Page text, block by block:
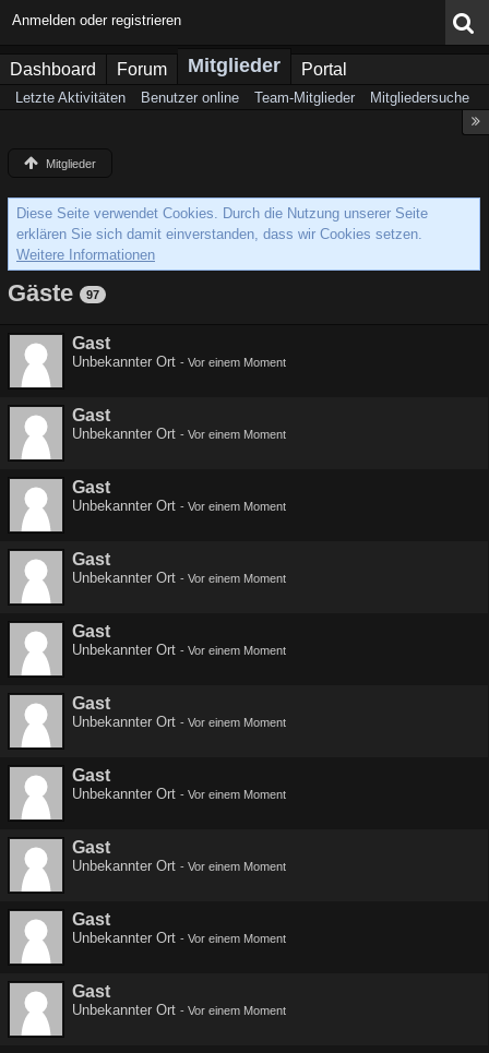
Anmelden oder registrieren
Dashboard Forum Mitglieder Portal
Letzte Aktivitäten Benutzer online Team-Mitglieder Mitgliedersuche
Mitglieder
Diese Seite verwendet Cookies. Durch die Nutzung unserer Seite
erklären Sie sich damit einverstanden, dass wir Cookies setzen.
Weitere Informationen
Gäste 97
Gast
Unbekannter Ort - Vor einem Moment
Gast
Unbekannter Ort - Vor einem Moment
Gast
Unbekannter Ort - Vor einem Moment
Gast
Unbekannter Ort - Vor einem Moment
Gast
Unbekannter Ort - Vor einem Moment
Gast
Unbekannter Ort - Vor einem Moment
Gast
Unbekannter Ort - Vor einem Moment
Gast
Unbekannter Ort - Vor einem Moment
Gast
Unbekannter Ort - Vor einem Moment
Gast
Unbekannter Ort - Vor einem Moment